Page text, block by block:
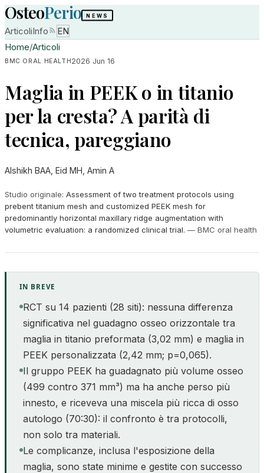
OsteoPerio NEWS
ArticoliInfo
EN
Home/Articoli
BMC ORAL HEALTH2026 Jun 16
Maglia in PEEK o in titanio
per la cresta? A parità di
tecnica, pareggiano
Alshikh BAA, Eid MH, Amin A
Studio originale: Assessment of two treatment protocols using
prebent titanium mesh and customized PEEK mesh for
predominantly horizontal maxillary ridge augmentation with
volumetric evaluation: a randomized clinical trial. — BMC oral health
IN BREVE
RCT su 14 pazienti (28 siti): nessuna differenza
significativa nel guadagno osseo orizzontale tra
maglia in titanio preformata (3,02 mm) e maglia in
PEEK personalizzata (2,42 mm; p=0,065).
Il gruppo PEEK ha guadagnato più volume osseo
(499 contro 371 mm³) ma ha anche perso più
innesto, e riceveva una miscela più ricca di osso
autologo (70:30): il confronto è tra protocolli,
non solo tra materiali.
Le complicanze, inclusa l'esposizione della
maglia, sono state minime e gestite con successo